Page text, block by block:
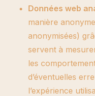
Données web
manière
anonymisées)
servent à
les
d’éventuelles
l’expérience